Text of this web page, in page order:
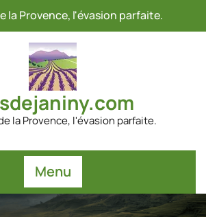
la Provence, l'évasion parfaite.
la Provence, l'évasion parfaite.
Menu